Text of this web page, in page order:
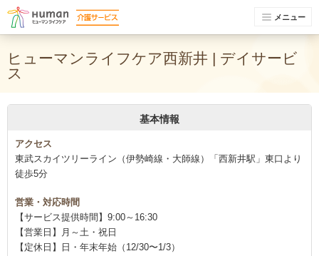
メニュー
ヒューマンライフケア西新井 | デイサービ
ス
基本情報
アクセス
東武スカイツリーライン（伊勢崎線・大師線）「西新井駅」東口より
徒歩5分
営業・対応時間
【サービス提供時間】9:00～16:30
【営業日】月～土・祝日
【定休日】日・年末年始（12/30〜1/3）